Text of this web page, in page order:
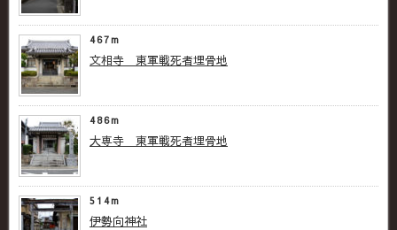
467m
文相寺 東軍戦死者埋骨地
486m
大専寺 東軍戦死者埋骨地
514m
伊勢向神社